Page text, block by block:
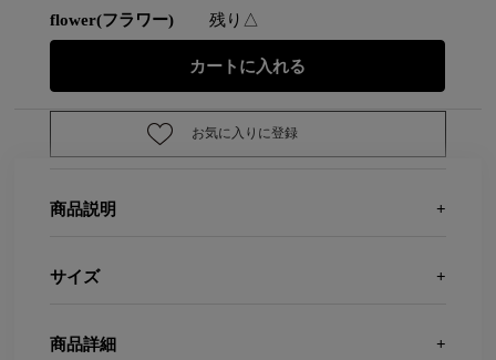
flower(フラワー) 残り△
お気に入りに登録
商品説明
サイズ
商品詳細